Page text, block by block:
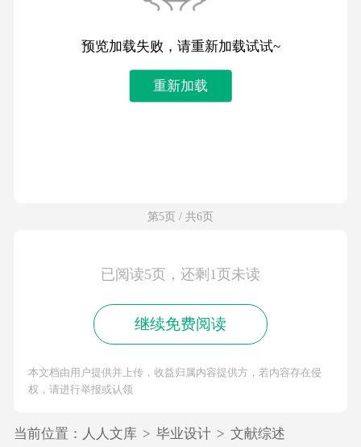
预览加载失败，请重新加载试试~
重新加载
第5页 / 共6页
已阅读5页，还剩1页未读
继续免费阅读
本文档由用户提供并上传，收益归属内容提供方，若内容存在侵
权，请进行举报或认领
当前位置： 人人文库 > 毕业设计 > 文献综述